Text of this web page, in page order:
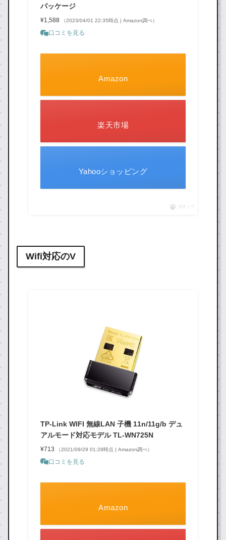
パッケージ
¥1,588 （2023/04/01 22:35時点 | Amazon調べ）
口コミを見る
Amazon
楽天市場
Yahooショッピング
ポチップ
Wifi対応のV
TP-Link WIFI 無線LAN 子機 11n/11g/b デュ
アルモード対応モデル TL-WN725N
¥713 （2021/09/29 01:28時点 | Amazon調べ）
口コミを見る
Amazon